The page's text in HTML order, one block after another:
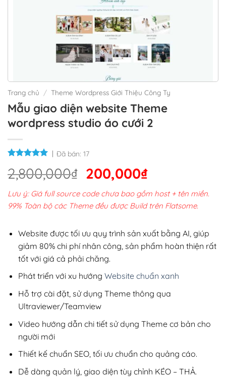
Trang chủ / Theme Wordpress Giới Thiệu Công Ty
Mẫu giao diện website Theme
wordpress studio áo cưới 2
Đã bán: 17
2,800,000₫ Giá
gốc
là:
2,800,000₫.
200,000₫Giá
hiện
tại
200,000₫.
Lưu ý: Giá full source code chưa bao gồm host + tên miền.
99% Toàn bộ các Theme đều được Build trên Flatsome.
Website được tối ưu quy trình sản xuất bằng AI, giúp
giảm 80% chi phí nhân công, sản phẩm hoàn thiện rất
tốt với giá cả phải chăng.
Phát triển với xu hướng Website chuẩn xanh
Hỗ trợ cài đặt, sử dụng Theme thông qua
Ultraviewer/Teamview
Video hướng dẫn chi tiết sử dụng Theme cơ bản cho
người mới
Thiết kế chuẩn SEO, tối ưu chuẩn cho quảng cáo.
Dễ dàng quản lý, giao diện tùy chỉnh KÉO – THẢ.